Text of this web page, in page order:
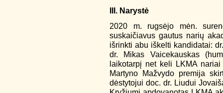
III. Narystė
2020 m. rugsėjo mėn.
suskaičiavus gautus narių
išrinkti abu iškelti kandidatai:
dr. Mikas Vaicekauskas
laikotarpį net keli LKMA
Martyno Mažvydo premija
dėstytojui doc. dr. Liudui